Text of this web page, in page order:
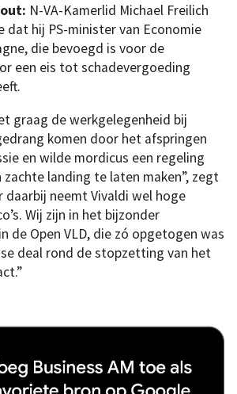
N-VA-Kamerlid Michael Freilich
dat hij PS-minister van Economie
die bevoegd is voor de
een eis tot schadevergoeding
graag de werkgelegenheid bij
komen door het afspringen
en wilde mordicus een regeling
zachte landing te laten maken”, zegt
daarbij neemt Vivaldi wel hoge
Wij zijn in het bijzonder
de Open VLD, die zó opgetogen was
deal rond de stopzetting van het